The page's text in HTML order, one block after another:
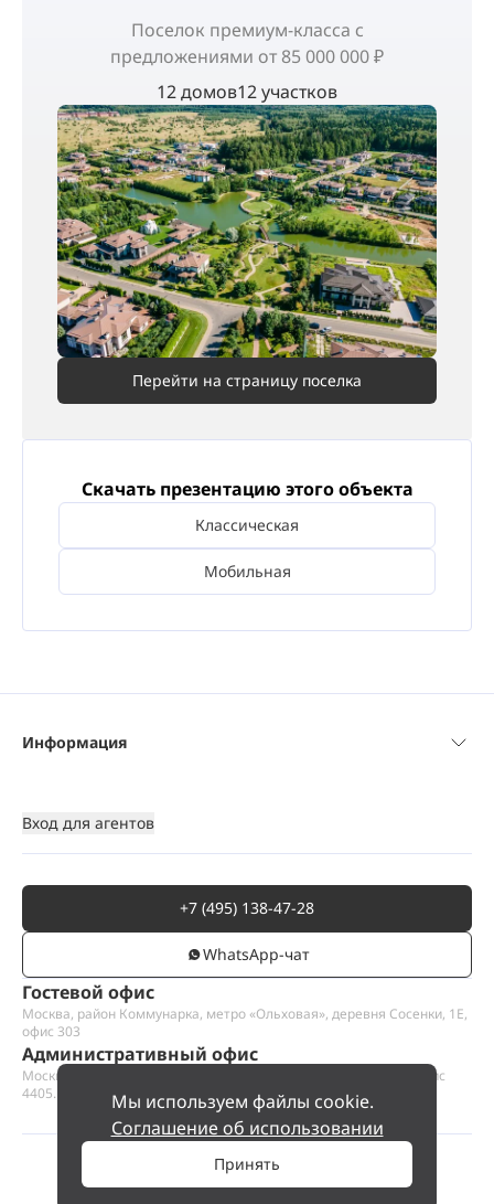
Мы используем файлы cookie.
Соглашение об использовании
Принять
560 000 000 ₽
Поселок премиум-класса с
предложениями от 85 000 000 ₽
12 домов12 участков
Перейти на страницу поселка
Скачать презентацию этого объекта
Классическая
Мобильная
Гостевой офис
Москва, район Коммунарка, метро «Ольховая», деревня Сосенки, 1Е,
офис 303
Административный офис
Москва, Пресненская набережная 12, Москва-сити, этаж 44, офис
4405.1
+7 (495) 138-47-28
WhatsАpp-чат
Информация
Вход для агентов
ООО «Проект Хаус».Позвольте найти ваш дом.